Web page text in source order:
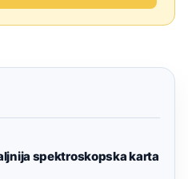
spektroskopska karta